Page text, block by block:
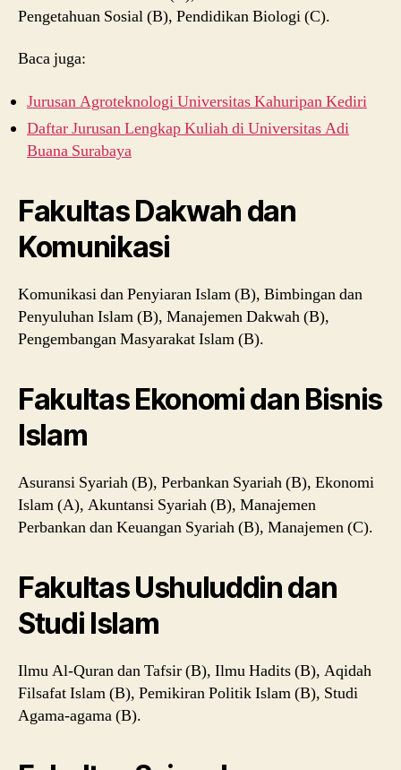
Pengetahuan Sosial (B), Pendidikan Biologi (C).
Baca juga:
Jurusan Agroteknologi Universitas Kahuripan Kediri
Daftar Jurusan Lengkap Kuliah di Universitas Adi
Buana Surabaya
Fakultas Dakwah dan
Komunikasi
Komunikasi dan Penyiaran Islam (B), Bimbingan dan
Penyuluhan Islam (B), Manajemen Dakwah (B),
Pengembangan Masyarakat Islam (B).
Fakultas Ekonomi dan Bisnis
Islam
Asuransi Syariah (B), Perbankan Syariah (B), Ekonomi
Islam (A), Akuntansi Syariah (B), Manajemen
Perbankan dan Keuangan Syariah (B), Manajemen (C).
Fakultas Ushuluddin dan
Studi Islam
Ilmu Al-Quran dan Tafsir (B), Ilmu Hadits (B), Aqidah
Filsafat Islam (B), Pemikiran Politik Islam (B), Studi
Agama-agama (B).